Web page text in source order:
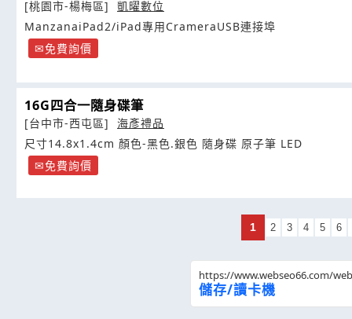
[桃園市-楊梅區]
凱曜數位
ManzanaiPad2/iPad專用CrameraUSB連接埠
免費詢價
16G四合一隨身碟筆
[台中市-西屯區]
海彥禮品
尺寸14.8x1.4cm 顏色-黑色.銀色 隨身碟 原子筆 LED
免費詢價
1 2 3 4 5 6
https://www.webseo66.com/
儲存/讀卡機